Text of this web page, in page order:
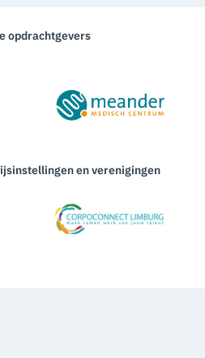
opdrachtgevers
en verenigingen